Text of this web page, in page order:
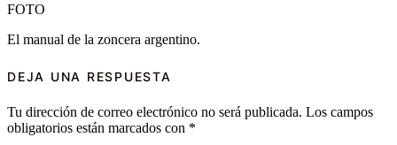
FOTO
El manual de la zoncera argentino.
DEJA UNA RESPUESTA
Tu dirección de correo electrónico no será publicada. Los campos
obligatorios están marcados con *